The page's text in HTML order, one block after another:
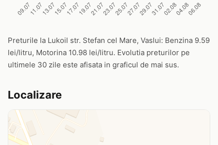
Preturile la Lukoil str. Stefan cel Mare, Vaslui: Benzina 9.59
lei/litru, Motorina 10.98 lei/litru. Evolutia preturilor pe
ultimele 30 zile este afisata in graficul de mai sus.
Localizare